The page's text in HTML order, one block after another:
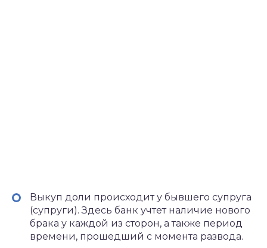
Выкуп доли происходит у бывшего супруга
(супруги). Здесь банк учтет наличие нового
брака у каждой из сторон, а также период
времени, прошедший с момента развода.